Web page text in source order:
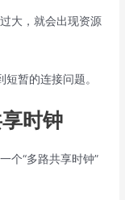
大，就会出现资源
暂的连接问题。
时钟
个“多路共享时钟”